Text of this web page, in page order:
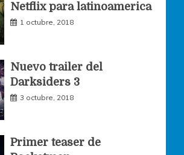
m
r
Netflix para latinoamerica
1 octubre, 2018
Nuevo trailer del
Darksiders 3
3 octubre, 2018
Primer teaser de